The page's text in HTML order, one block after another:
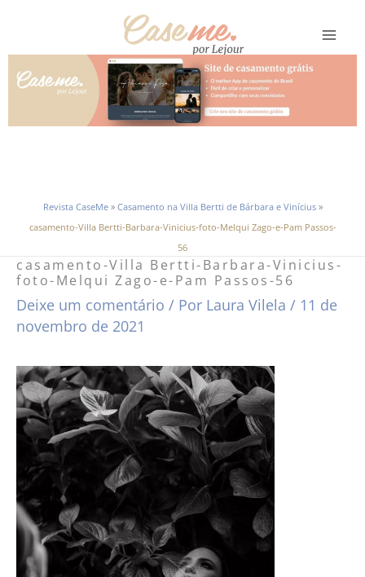
conteúdo
Revista CaseMe» Casamento na Villa Bertti de Bárbara e Vinícius»
casamento-Villa Bertti-Barbara-Vinicius-foto-Melqui Zago-e-Pam Passos-
56
casamento-Villa Bertti-Barbara-Vinicius-
foto-Melqui Zago-e-Pam Passos-56
Deixe um comentário / Por Laura Vilela / 11 de
novembro de 2021